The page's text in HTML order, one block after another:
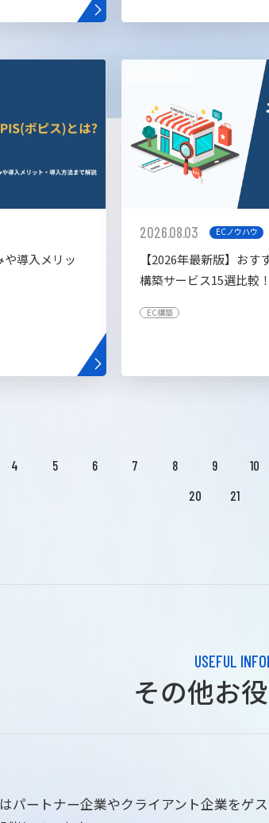
導入メリッ
2026.08.03 ECノウハウ
【2026年最新版】お
構築サービス15選比較
EC構築
4 5 6 7 8 9 10
20
21
USEFUL
その他お
パートナー企業やクライアント企業をゲ